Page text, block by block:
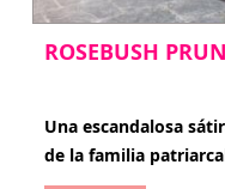
ROSEBUSH
Una escandalosa
de la familia